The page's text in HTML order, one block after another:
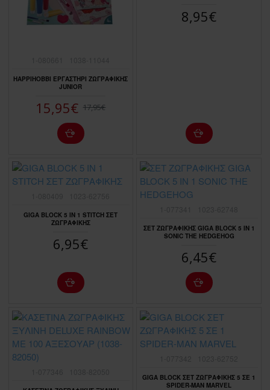
HAPPIHOBBI ΕΡΓΑΣΤΗΡΙ ΖΩΓΡΑΦΙΚΗΣ
JUNIOR
15,95€ 17,95€
8,95€
GIGA BLOCK 5 IN 1 STITCH ΣΕΤ
ΖΩΓΡΑΦΙΚΗΣ
6,95€
ΣΕΤ ΖΩΓΡΑΦΙΚΗΣ GIGA BLOCK 5 IN 1
SONIC THE HEDGEHOG
6,45€
GIGA BLOCK ΣΕΤ ΖΩΓΡΑΦΙΚΗΣ 5 ΣΕ 1
SPIDER-MAN MARVEL